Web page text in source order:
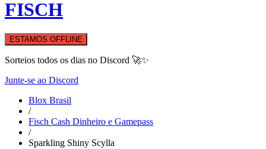
FISCH
ESTAMOS OFFLINE
Sorteios todos os dias no Discord 🚀✨
Junte-se ao Discord
Blox Brasil
/
Fisch Cash Dinheiro e Gamepass
/
Sparkling Shiny Scylla